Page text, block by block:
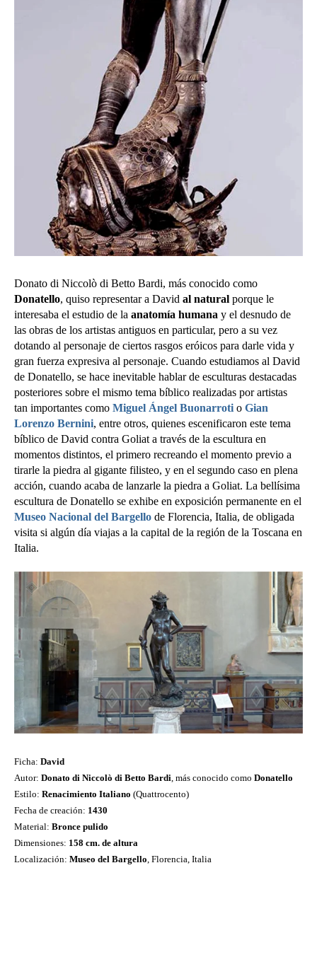
Donato di Niccolò di Betto Bardi, más conocido como
Donatello, quiso representar a David al natural porque le
interesaba el estudio de la anatomía humana y el desnudo de
las obras de los artistas antiguos en particular, pero a su vez
dotando al personaje de ciertos rasgos eróicos para darle vida y
gran fuerza expresiva al personaje. Cuando estudiamos al David
de Donatello, se hace inevitable hablar de esculturas destacadas
posteriores sobre el mismo tema bíblico realizadas por artistas
tan importantes como Miguel Ángel Buonarroti o Gian
Lorenzo Bernini, entre otros, quienes escenificaron este tema
bíblico de David contra Goliat a través de la escultura en
momentos distintos, el primero recreando el momento previo a
tirarle la piedra al gigante filisteo, y en el segundo caso en plena
acción, cuando acaba de lanzarle la piedra a Goliat. La bellísima
escultura de Donatello se exhibe en exposición permanente en el
Museo Nacional del Bargello de Florencia, Italia, de obligada
visita si algún día viajas a la capital de la región de la Toscana en
Italia.
Ficha: David
Autor: Donato di Niccolò di Betto Bardi , más conocido como Donatello
Estilo: Renacimiento Italiano (Quattrocento)
Fecha de creación: 1430
Material: Bronce pulido
Dimensiones: 158 cm. de altura
Localización: Museo del Bargello , Florencia, Italia